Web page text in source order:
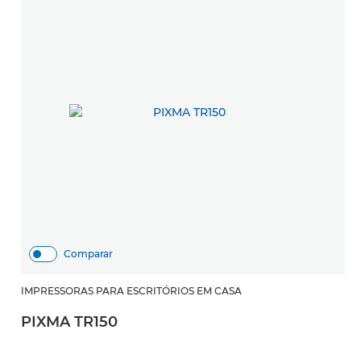
Comparar
IMPRESSORAS PARA ESCRITÓRIOS EM CASA
PIXMA TR150